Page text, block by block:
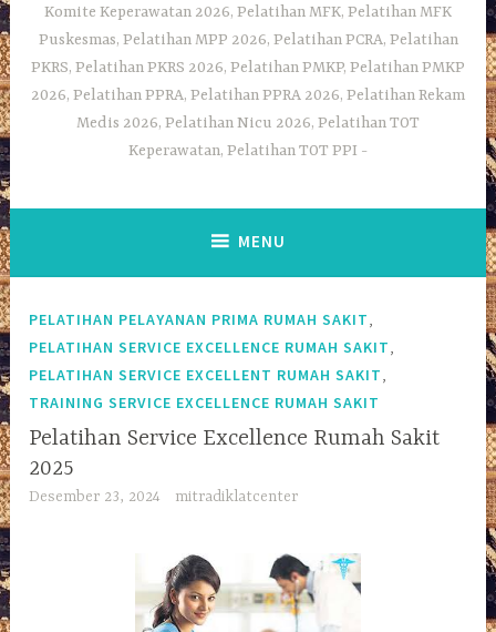
Komite Keperawatan 2026, Pelatihan MFK, Pelatihan MFK
Puskesmas, Pelatihan MPP 2026, Pelatihan PCRA, Pelatihan
PKRS, Pelatihan PKRS 2026, Pelatihan PMKP, Pelatihan PMKP
2026, Pelatihan PPRA, Pelatihan PPRA 2026, Pelatihan Rekam
Medis 2026, Pelatihan Nicu 2026, Pelatihan TOT
Keperawatan, Pelatihan TOT PPI
MENU
PELATIHAN PELAYANAN PRIMA RUMAH SAKIT,
PELATIHAN SERVICE EXCELLENCE RUMAH SAKIT,
PELATIHAN SERVICE EXCELLENT RUMAH SAKIT,
TRAINING SERVICE EXCELLENCE RUMAH SAKIT
Pelatihan Service Excellence Rumah Sakit
2025
Desember 23, 2024 mitradiklatcenter